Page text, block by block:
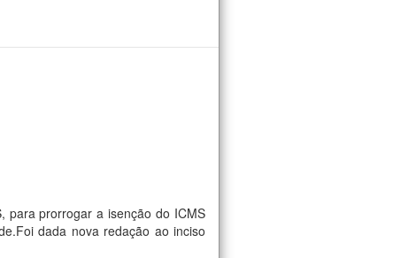
para prorrogar a isenção do ICMS
dada nova redação ao inciso